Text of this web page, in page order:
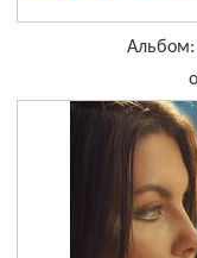
Альбом: